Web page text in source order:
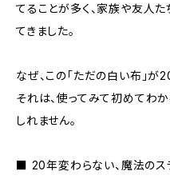
てることが多く、家族や友人
てきました。
なぜ、この「ただの白い布」が
それは、使ってみて初めてわ
しれません。
■ 20年変わらない、魔法のス